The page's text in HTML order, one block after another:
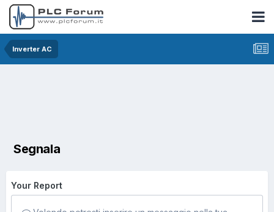
Inverter AC
Segnala
Your Report